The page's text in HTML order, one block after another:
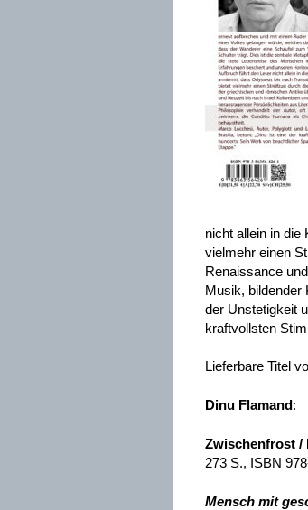
nicht allein in die
vielmehr einen
Renaissance
Musik, bildender
der Unstetigkeit
kraftvollsten
Lieferbare Titel
Dinu Flamand:
Zwischenfrost /
273 S., ISBN
Mensch mit